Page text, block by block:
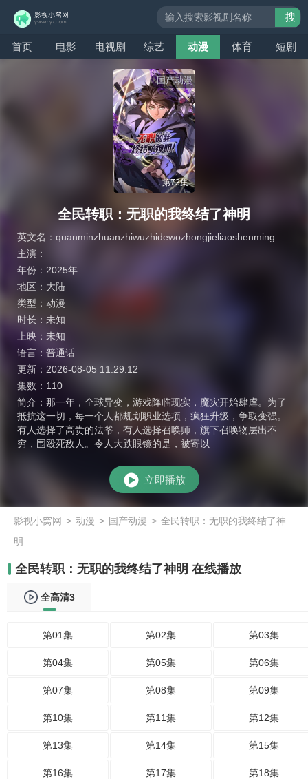
首页 电影 电视剧 综艺 动漫 体育 短剧
搜
国产动漫
第73集
全民转职：无职的我终结了神明
英文名： quanminzhuanzhiwuzhidewozhongjieliaoshenming
主演：
年份： 2025年
地区： 大陆
类型： 动漫
时长： 未知
上映： 未知
语言： 普通话
更新： 2026-08-05 11:29:12
集数： 110
简介： 那一年，全球异变，游戏降临现实，魔灾开始肆虐。为了
抵抗这一切，每一个人都规划职业选项，疯狂升级，争取变强。
有人选择了高贵的法爷，有人选择召唤师，旗下召唤物层出不
穷，围殴死敌人。令人大跌眼镜的是，被寄以
立即播放
影视小窝网 > 动漫 > 国产动漫 > 全民转职：无职的我终结了神
明
全民转职：无职的我终结了神明 在线播放
全高清3
第01集 第02集 第03集
第04集 第05集 第06集
第07集 第08集 第09集
第10集 第11集 第12集
第13集 第14集 第15集
第16集 第17集 第18集